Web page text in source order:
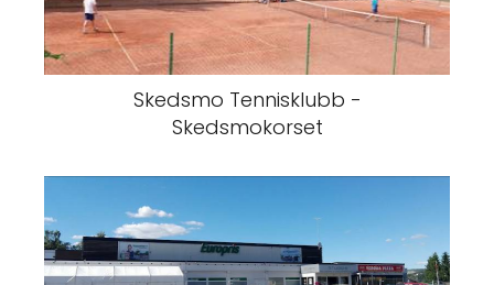
Skedsmo Tennisklubb -
Skedsmokorset